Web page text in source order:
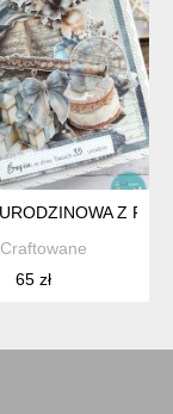
ROBIONY
Z
65 zł